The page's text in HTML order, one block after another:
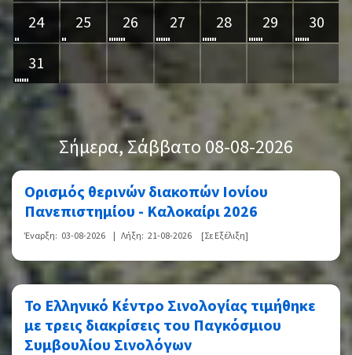
24
25 26 27 28 29
30
31
Σήμερα, Σάββατο 08-08-2026
Ορισμός θερινών διακοπών Ιονίου
Πανεπιστημίου - Καλοκαίρι 2026
Έναρξη: 03-08-2026 | Λήξη: 21-08-2026 [Σε Εξέλιξη]
Το Ελληνικό Κέντρο Σινολογίας τιμήθηκε
με τρεις διακρίσεις του Παγκόσμιου
Συμβουλίου Σινολόγων